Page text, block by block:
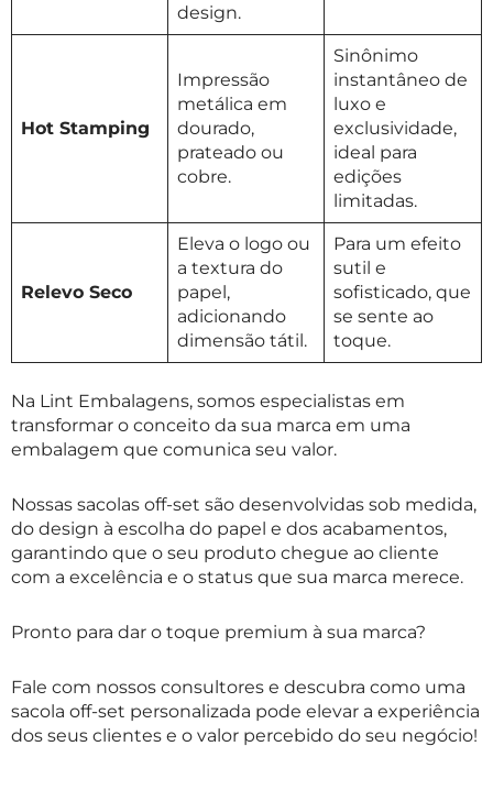
design.
Hot Stamping
Impressão
metálica em
dourado,
prateado ou
cobre.
Sinônimo
instantâneo de
luxo e
exclusividade,
ideal para
edições
limitadas.
Relevo Seco
Eleva o logo ou
a textura do
papel,
adicionando
dimensão tátil.
Para um efeito
sutil e
sofisticado, que
se sente ao
toque.
Na Lint Embalagens, somos especialistas em
transformar o conceito da sua marca em uma
embalagem que comunica seu valor.
Nossas sacolas off-set são desenvolvidas sob medida,
do design à escolha do papel e dos acabamentos,
garantindo que o seu produto chegue ao cliente
com a excelência e o status que sua marca merece.
Pronto para dar o toque premium à sua marca?
Fale com nossos consultores e descubra como uma
sacola off-set personalizada pode elevar a experiência
dos seus clientes e o valor percebido do seu negócio!